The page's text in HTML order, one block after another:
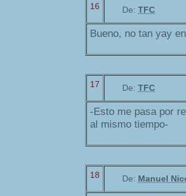
16 De: TFC
Bueno, no tan yay
17 De: TFC
-Esto me pasa por
al mismo tiempo-
18 De: Manuel